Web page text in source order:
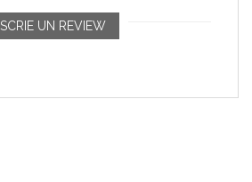
SCRIE UN REVIEW